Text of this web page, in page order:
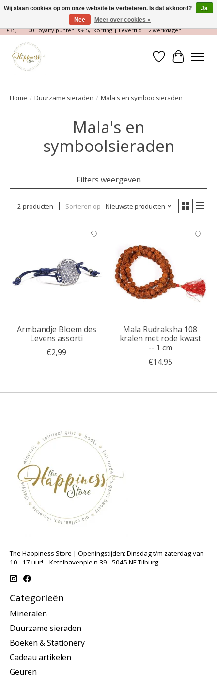
Magische Conceptstore, Edelstenen & Spirituele winkel | Gratis verzending >
€35,- | 100 Loyalty punten is € 5,- korting | Levertijd 1-2 werkdagen
Verlanglijst
Home / Duurzame sieraden / Mala's en symboolsieraden
Mala's en
symboolsieraden
Filters weergeven
2 producten Sorteren op Nieuwste producten
Armbandje Bloem des
Levens assorti
€2,99
Mala Rudraksha 108
kralen met rode kwast
-- 1 cm
€14,95
The Happiness Store | Openingstijden: Dinsdag t/m zaterdag van
10 - 17 uur! | Ketelhavenplein 39 - 5045 NE Tilburg
Categorieën
Mineralen
Duurzame sieraden
Boeken & Stationery
Cadeau artikelen
Geuren
Wij slaan cookies op om onze website te verbeteren. Is dat akkoord?
Ja
Nee
Meer over cookies »